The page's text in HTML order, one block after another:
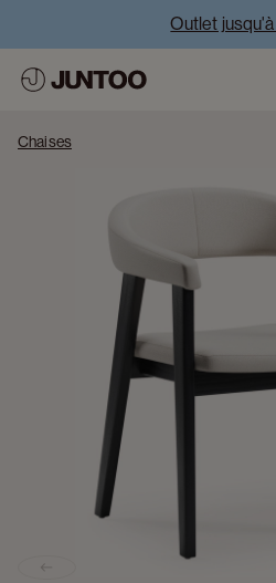
Outlet
Liquidation des modèles
Vente Conjointe -50% à
Chaises